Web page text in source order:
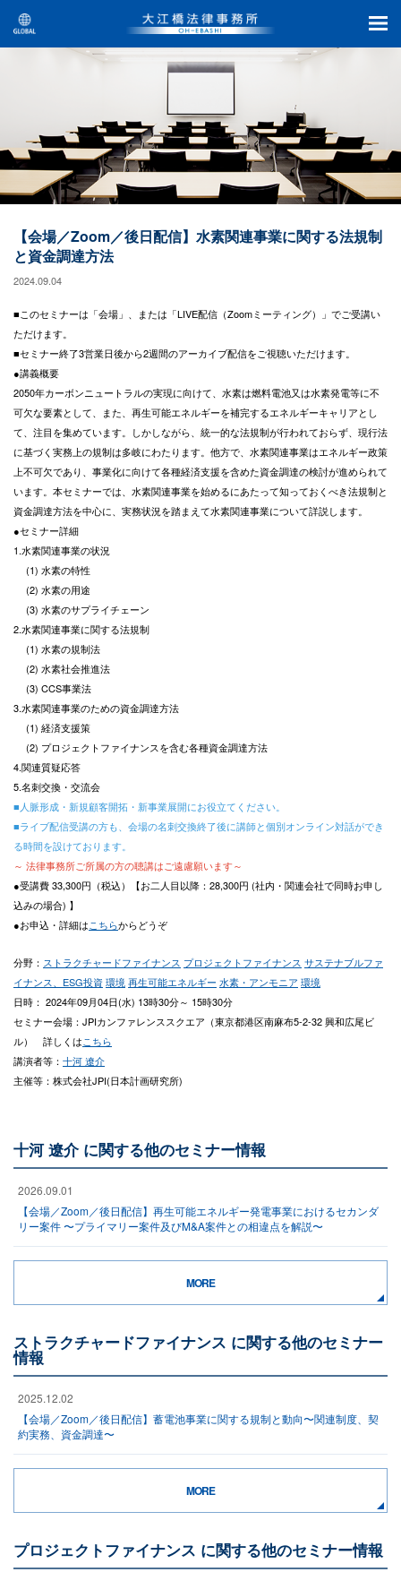
【会場／Zoom／後日配信】水素関連事業に関する法規制
と資金調達方法
2024.09.04
■このセミナーは「会場」、または「LIVE配信（Zoomミーティング）」でご受講い
ただけます。
■セミナー終了3営業日後から2週間のアーカイブ配信をご視聴いただけます。
●講義概要
2050年カーボンニュートラルの実現に向けて、水素は燃料電池又は水素発電等に不
可欠な要素として、また、再生可能エネルギーを補完するエネルギーキャリアとし
て、注目を集めています。しかしながら、統一的な法規制が行われておらず、現行法
に基づく実務上の規制は多岐にわたります。他方で、水素関連事業はエネルギー政策
上不可欠であり、事業化に向けて各種経済支援を含めた資金調達の検討が進められて
います。本セミナーでは、水素関連事業を始めるにあたって知っておくべき法規制と
資金調達方法を中心に、実務状況を踏まえて水素関連事業について詳説します。
●セミナー詳細
1.水素関連事業の状況
(1) 水素の特性
(2) 水素の用途
(3) 水素のサプライチェーン
2.水素関連事業に関する法規制
(1) 水素の規制法
(2) 水素社会推進法
(3) CCS事業法
3.水素関連事業のための資金調達方法
(1) 経済支援策
(2) プロジェクトファイナンスを含む各種資金調達方法
4.関連質疑応答
5.名刺交換・交流会
■人脈形成・新規顧客開拓・新事業展開にお役立てください。
■ライブ配信受講の方も、会場の名刺交換終了後に講師と個別オンライン対話ができ
る時間を設けております。
～ 法律事務所ご所属の方の聴講はご遠慮願います～
●受講費 33,300円（税込）【お二人目以降：28,300円 (社内・関連会社で同時お申し
込みの場合) 】
●お申込・詳細はこちらからどうぞ
分野： ストラクチャードファイナンス プロジェクトファイナンス サステナブルファ
イナンス、ESG投資環境 再生可能エネルギー 水素・アンモニア 環境
日時： 2024年09月04日(水) 13時30分～ 15時30分
セミナー会場：JPIカンファレンススクエア（東京都港区南麻布5-2-32 興和広尾ビ
ル） 詳しくはこちら
講演者等： 十河 遼介
主催等：株式会社JPI(日本計画研究所)
十河 遼介 に関する他のセミナー情報
2026.09.01
【会場／Zoom／後日配信】再生可能エネルギー発電事業におけるセカンダ
リー案件 〜プライマリー案件及びM&A案件との相違点を解説〜
MORE
ストラクチャードファイナンス に関する他のセミナー
情報
2025.12.02
【会場／Zoom／後日配信】蓄電池事業に関する規制と動向〜関連制度、契
約実務、資金調達〜
MORE
プロジェクトファイナンス に関する他のセミナー情報